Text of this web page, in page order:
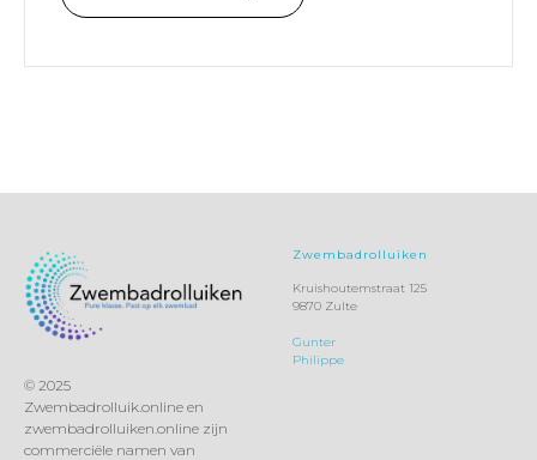
© 2025
Zwembadrolluik.online en
zwembadrolluiken.online zijn
commerciële namen van
Zwembadrolluiken
Kruishoutemstraat 125
9870 Zulte
Gunter
Philippe